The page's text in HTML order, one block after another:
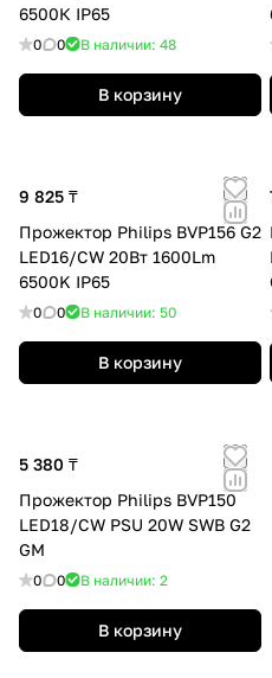
6500К IP65
0 0 В наличии: 48
В корзину
9 825 ₸
Прожектор Philips BVP156 G2
LED16/CW 20Вт 1600Lm
6500K IP65
0 0 В наличии: 50
В корзину
5 380 ₸
Прожектор Philips BVP150
LED18/CW PSU 20W SWB G2
GM
0 0 В наличии: 2
В корзину